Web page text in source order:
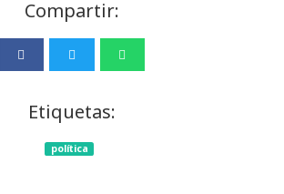
Compartir:
Etiquetas:
política